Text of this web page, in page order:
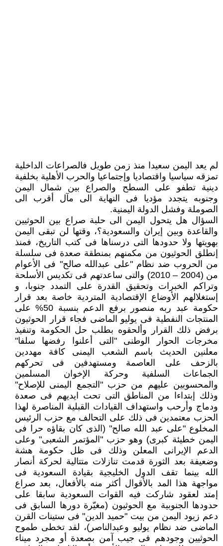
لم يعد اليمن سعيدا منذ زمن طويل فالصراعات الداخلية
تمزقه سياسيا واقتصاديا وإجتماعيا والحرب الأهلية بخلفية
دينية تطفو على السطح والصراع بين شمال اليمن
وجنوبه يتجدد مؤديا فى النهاية الى مآل أقرب الى
الصوملة وفشل الدولة اليمنية.
السؤال هل يتحول اليمن الى حلبة صراع بين الحوثيين
والقاعدة وبين إيران والسعودية؟، وقتها لن تبقى اليمن
بهويتها ولا حدودها التى درسناها فى كتب التاريخ، فمنذ
إنطلق الحوثيون من مكمنهم بمنطقة صعدة فى سلسلة
من الحروب ضد نظام "على عبدالله صالح" فى الأعوام
من (2004 – 2010) والتى ساعدتهم فى تكديس الأسلحة
وتراكم الخبرات وتحقيق القدرة على التمدد جنوبا، و
إستغلالهم الأوضاع الإقتصادية المتردية خاصة بعد قرار
حكومة عبد ربه منصور برفع الدعم بنسبة 50% على
المنتجات النفطية فى يوليو الماضى فجاء قرار الحوثيون
برفض ذلك القرار وألحقوه بطلب حل الحكومة وتنفيذ
مخرجات الحوار الوطنى "التى أعلنوا رفضها سلفا"
معلنين الحديث باسم الشعب اليمنى كافة مهددين
بالزحف على العاصمة ومستهدفين فى تحركهم
الجماعات السلفية وحركة الإخوان المسلمين
والمحسوبين عليهم من حزب "التجمع اليمنى للإصلاح"
وذلك إبتداءا من المناطق التى تحت ايديهم فى صعدة
ودماج وأرحب واستهداف القيادات القبلية المناصرة لهذا
الحزب معتمدين فى ذلك على التحالف مع حزب الرئيس
المخلوع "على عبد الله صالح" (الذى كان بقاؤه حرا فى
اليمن خطيئة كبرى) وهو حزب "المؤتمر الشعبى" وعلى
الدعم الإيرانى المعلن وذلك فى ظل حكومة هشة
وضعيفة بعد الثورة قدمت تنازلات متتالية لحركة أنصار
الله بينما تقف الدول الخليجية بقيادة السعودية فى
مواجهة هذا المد بالأقوال أكثر منه بالأفعال، بعد صراع
إمتد لعقود شاركت فيه القوات السعودية سابقا على
حدودها الجنوبية مع الحوثيون (مغيّرة دورها السابق فى
دعم زيود اليمن من بيت "حميد الدين" فى ستينات القرن
الماضى ضد نظام يوليو وعبدالناصر)، لقد تخطى طموح
الحوثيين وجودهم فى جيب آمن بصعدة أو مجرد ميناء